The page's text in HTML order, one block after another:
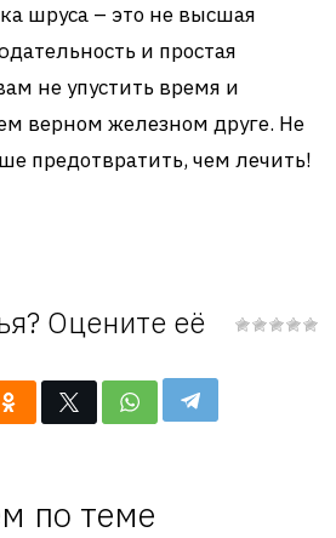
шруса – это не высшая
и простая
не упустить время и
верном железном друге. Не
предотвратить, чем лечить!
Оцените её
по теме